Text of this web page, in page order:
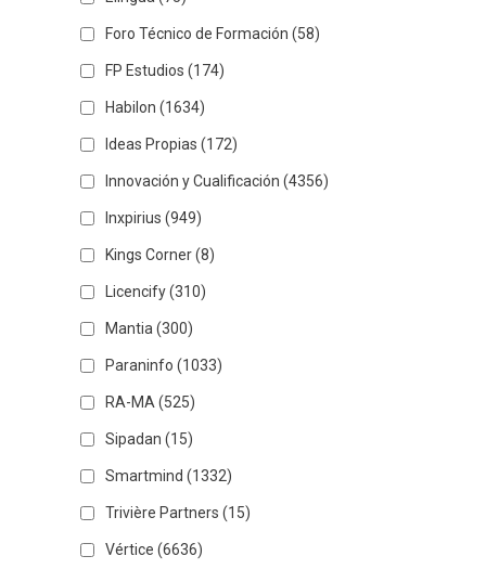
Foro Técnico de Formación (58)
FP Estudios (174)
Habilon (1634)
Ideas Propias (172)
Innovación y Cualificación (4356)
Inxpirius (949)
Kings Corner(8)
Licencify(310)
Mantia (300)
Paraninfo (1033)
RA-MA (525)
Sipadan (15)
Smartmind (1332)
Trivière Partners (15)
Vértice (6636)